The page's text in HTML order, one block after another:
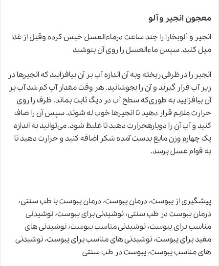
معجون انجیر و آلو
انجیر و آلوبخارا را چند ساعت درماءالعسل خیس کرده وقبل از غذا
میل کنید. سپس ماءالعسل را روی آن بنوشید
انجیر را درظرفی ریخته وبه آن اندازه آب بر آن بیافزایید که انجیرها در
زیر آب قرار گیرند و آن را بجوشانید. هر وقت مقدار آب کم شد آب بر
آن بیافزایید به طوری‌که سطح آب در دیگ ثابت بماند. ظرف را روی
حرارت ملایم قرار دهید تا انجیرها خوب له شوند. سپس آن را صاف
کنید و آب آن را دوبارهحرارت ‌دهید تا غلیظ شود. می‌توانید به اندازه
یک چهارم وزن مایع بدست آمده شکر اضافه کنید و حرارت دهید تا
به قوام عسل برسد.
پیشگیری از یبوست٬ درمان یبوست٬ درمان یبوست با طب سنتی٬
درمان یبوست در طب سنتی٬ نوشیدنی برای یبوست٬ نوشیدنی
مناسب برای یبوست٬ نوشیدنی مناسب یبوست٬ نوشیدنی های
مفید برای یبوست٬ نوشیدنی های مناسب برای یبوست٬ نوشیدنی
های مناسب یبوست٬ یبوست در طب سنتی